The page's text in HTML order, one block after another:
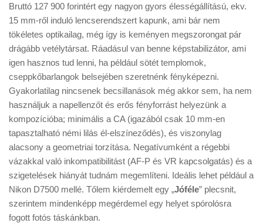
Bruttó 127 900 forintért egy nagyon gyors élességállítású, ekv.
15 mm-ről induló lencserendszert kapunk, ami bár nem
tökéletes optikailag, még így is keményen megszorongat pár
drágább vetélytársat. Ráadásul van benne képstabilizátor, ami
igen hasznos tud lenni, ha például sötét templomok,
cseppkőbarlangok belsejében szeretnénk fényképezni.
Gyakorlatilag nincsenek becsillanások még akkor sem, ha nem
használjuk a napellenzőt és erős fényforrást helyezünk a
kompozícióba; minimális a CA (igazából csak 10 mm-en
tapasztalható némi lilás él-elszíneződés), és viszonylag
alacsony a geometriai torzítása. Negatívumként a régebbi
vázakkal való inkompatibilitást (AF-P és VR kapcsolgatás) és a
szigetelések hiányát tudnám megemlíteni. Ideális lehet például a
Nikon D7500 mellé. Tőlem kiérdemelt egy „Jóféle” plecsnit,
szerintem mindenképp megérdemel egy helyet spórolósra
fogott fotós táskánkban.